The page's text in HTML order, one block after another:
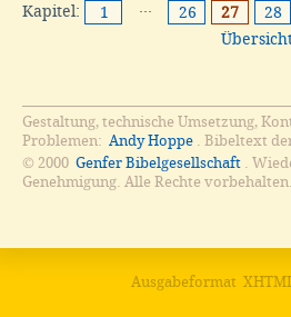
Kapitel: 1 ··· 26 27 28
Gestaltung, technische Umsetzung,
Problemen: Andy Hoppe
. Bibeltext
© 2000 Genfer Bibelgesellschaft
.
Genehmigung. Alle Rechte vorbehalten.
Ausgabeformat